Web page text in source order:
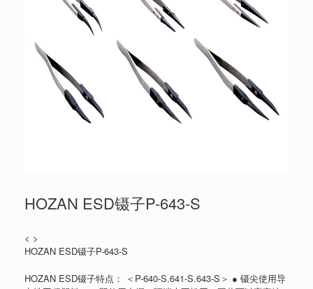
HOZAN ESD镊子P-643-S
< >
HOZAN ESD镊子P-643-S
HOZAN ESD镊子特点： ＜P-640-S.641-S.643-S＞ ● 镊尖使用导